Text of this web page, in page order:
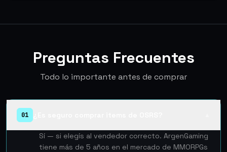
Preguntas Frecuentes
Todo lo importante antes de comprar
01
Sí — si elegís al vendedor correcto. ArgenGaming
tiene más de 5 años en el mercado de MMORPGs